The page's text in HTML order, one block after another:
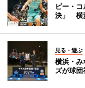
ビー・
決」 横
見る・遊ぶ
横浜・
ズが球